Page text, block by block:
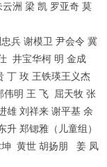
洲 梁 凯 罗亚奇 莫
兵 谢模卫 尹会令 冀
井宝华柯 明 金成
丁 玫 王铁瑛王义杰
伟明 王 飞 屈天牧 张
雄 刘祥来 谢平基 余
郑锶雅（儿童组）
坤 黄世 胡扬朋 姜 凤